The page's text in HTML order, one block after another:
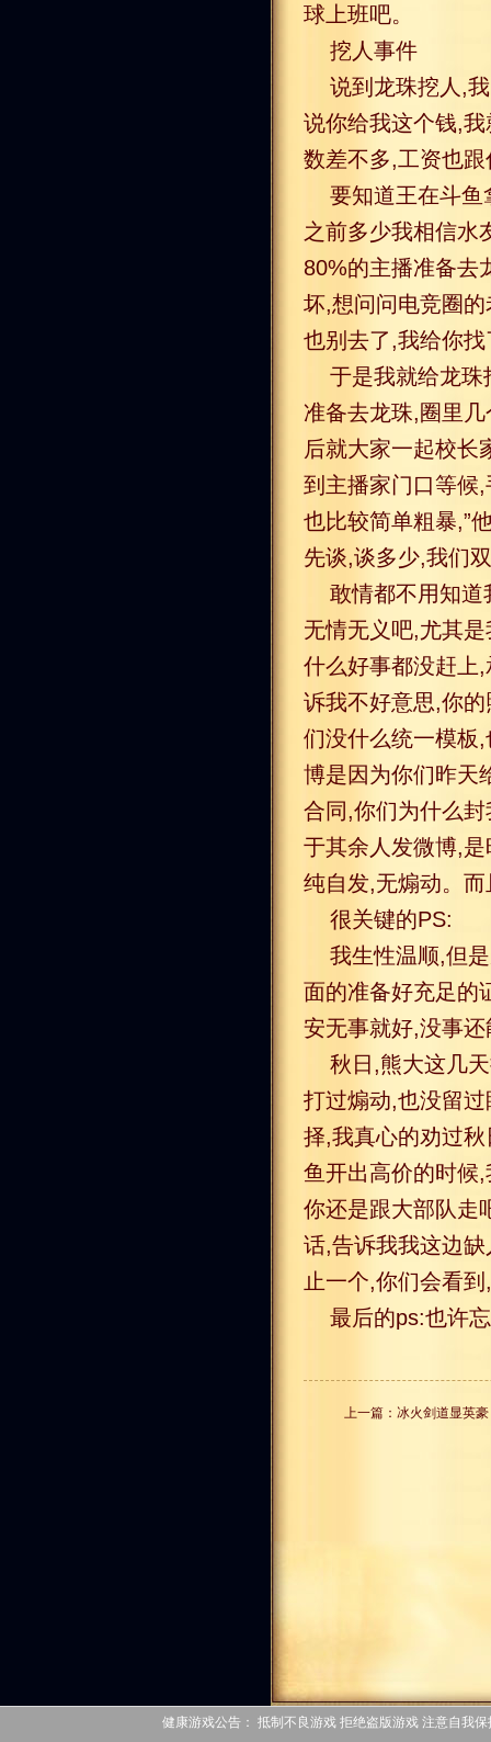
球上班吧。
挖人事件
说到龙珠挖人,
说你给我这个钱,
数差不多,工资也
要知道王在斗
之前多少我相信水
80%的主播准备去
坏,想问问电竞圈
也别去了,我给你
于是我就给龙珠
准备去龙珠,圈里
后就大家一起校长
到主播家门口等候
也比较简单粗暴,”
先谈,谈多少,我们
敢情都不用知
无情无义吧,尤其
什么好事都没赶上
诉我不好意思,你
们没什么统一模板
博是因为你们昨天
合同,你们为什么
于其余人发微博,
纯自发,无煽动。
很关键的PS:
我生性温顺,但
面的准备好充足的
安无事就好,没事
秋日,熊大这几
打过煽动,也没留
择,我真心的劝过
鱼开出高价的时候
你还是跟大部队走
话,告诉我我这边
止一个,你们会看
最后的ps:也许
上一篇： 冰火剑道显英
健康游戏公告： 抵制不良游戏 拒绝盗版游戏 注意自我